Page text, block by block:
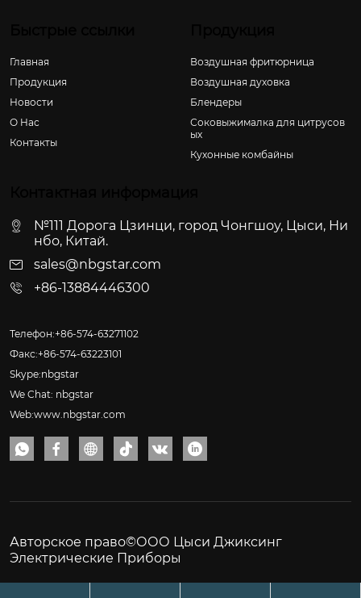
Главная
Продукция
Новости
О Hас
Контакты
Воздушная фритюрница
Воздушная духовка
Блендеры
Соковыжималка для цитрусов
ых
Кухонные комбайны
№111 Дорога Цзинци, город Чонгшоу, Цыси, Ни
нбо, Китай.
sales@nbgstar.com
+86-13884446300
Телефон:+86-574-63271102
Факс:+86-574-63223101
Skype:nbgstar
We Chat: nbgstar
Web:www.nbgstar.com
     
Авторское право©ООО Цыси Джиксинг
Электрические Приборы